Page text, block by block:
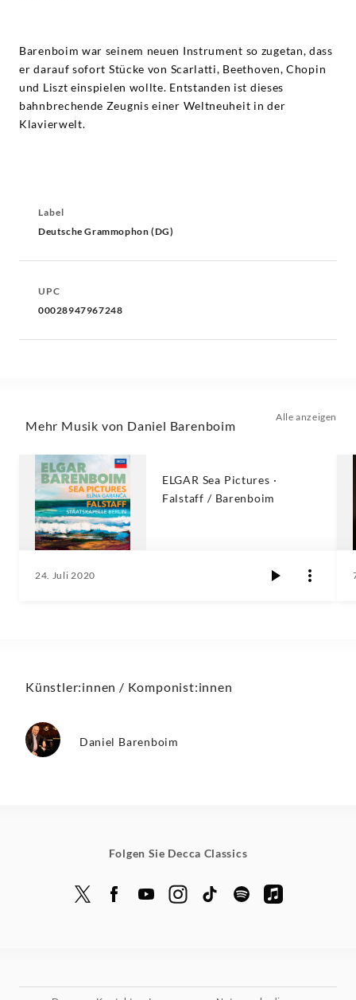
Barenboim war seinem neuen Instrument so zugetan, dass
er darauf sofort Stücke von Scarlatti, Beethoven, Chopin
und Liszt einspielen wollte. Entstanden ist dieses
bahnbrechende Zeugnis einer Weltneuheit in der
Klavierwelt.
Label
Deutsche Grammophon (DG)
UPC
00028947967248
Mehr Musik von Daniel Barenboim
Alle anzeigen
ELGAR Sea Pictures ·
Falstaff / Barenboim
24. Juli 2020
Künstler:innen / Komponist:innen
Daniel Barenboim
Folgen Sie Decca Classics